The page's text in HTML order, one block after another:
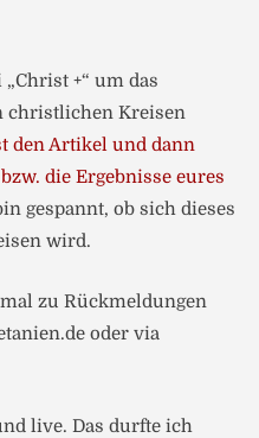
+“ um das
christlichen Kreisen
den Artikel und dann
die Ergebnisse eures
gespannt, ob sich dieses
wird.
zu Rückmeldungen
oder via
live. Das durfte ich